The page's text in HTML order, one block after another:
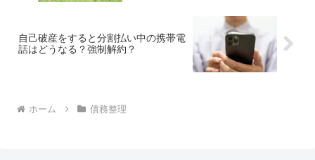
自己破産をすると分割払い中の携帯電
話はどうなる？強制解約？
ホーム 債務整理